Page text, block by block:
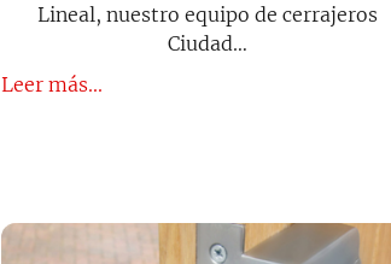
Lineal, nuestro equipo de cerrajeros
Ciudad…
Leer más...